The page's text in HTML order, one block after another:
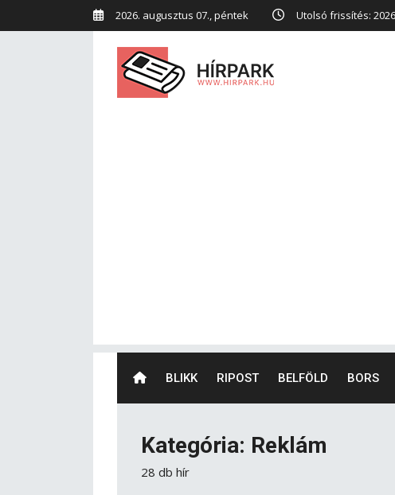
2026. augusztus 07., péntek Utolsó frissítés:
BLIKK RIPOST BELFÖLD BORS
Kategória: Reklám
28 db hír